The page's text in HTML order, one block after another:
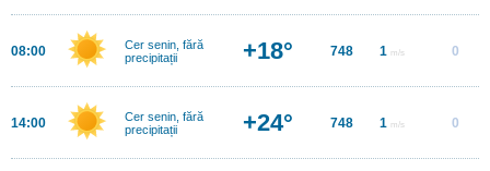
08:00
Cer senin, fără
precipitații
+18° 748 1 m/s 0
14:00
Cer senin, fără
precipitații
+24° 748 1 m/s 0